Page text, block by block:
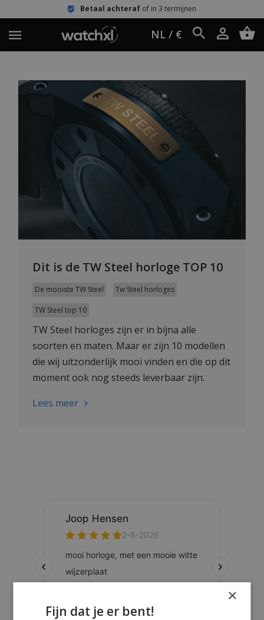
Betaal achteraf of in 3 termijnen
NL / €
Dit is de TW Steel horloge TOP 10
De mooiste TW Steel Tw Steel horloges
TW Steel top 10
TW Steel horloges zijn er in bijna alle
soorten en maten. Maar er zijn 10 modellen
die wij uitzonderlijk mooi vinden en die op dit
moment ook nog steeds leverbaar zijn.
Lees meer
×
Fijn dat je er bent!